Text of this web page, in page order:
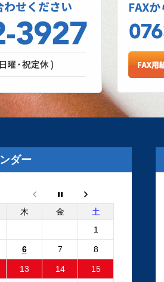
スポット溶接機）修
か！？
は、日々さまざまな設備
。リフト、各エアツー
機etc....
アルしました
と新しいロゴマークの看
ー2 電動ファンコ
ニット 純正品と社
でエンジン停止後も電動
ける故障が発生しました。
ダー
木 金
土
1
6 7 8
13 14 15